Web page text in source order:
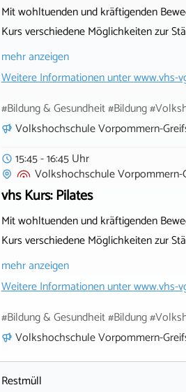
Mit wohltuenden und kräftigenden
Kurs verschiedene Möglichkeiten zur
mehr anzeigen
Weitere Informationen unterwww.vhs-
#Bildung & Gesundheit #Bildung
Volkshochschule Vorpommern-
15:45 - 16:45 Uhr
Volkshochschule
vhs Kurs: Pilates
Mit wohltuenden und kräftigenden
Kurs verschiedene Möglichkeiten zur
mehr anzeigen
Weitere Informationen unterwww.vhs-
#Bildung & Gesundheit #Bildung
Volkshochschule Vorpommern-
Restmüll